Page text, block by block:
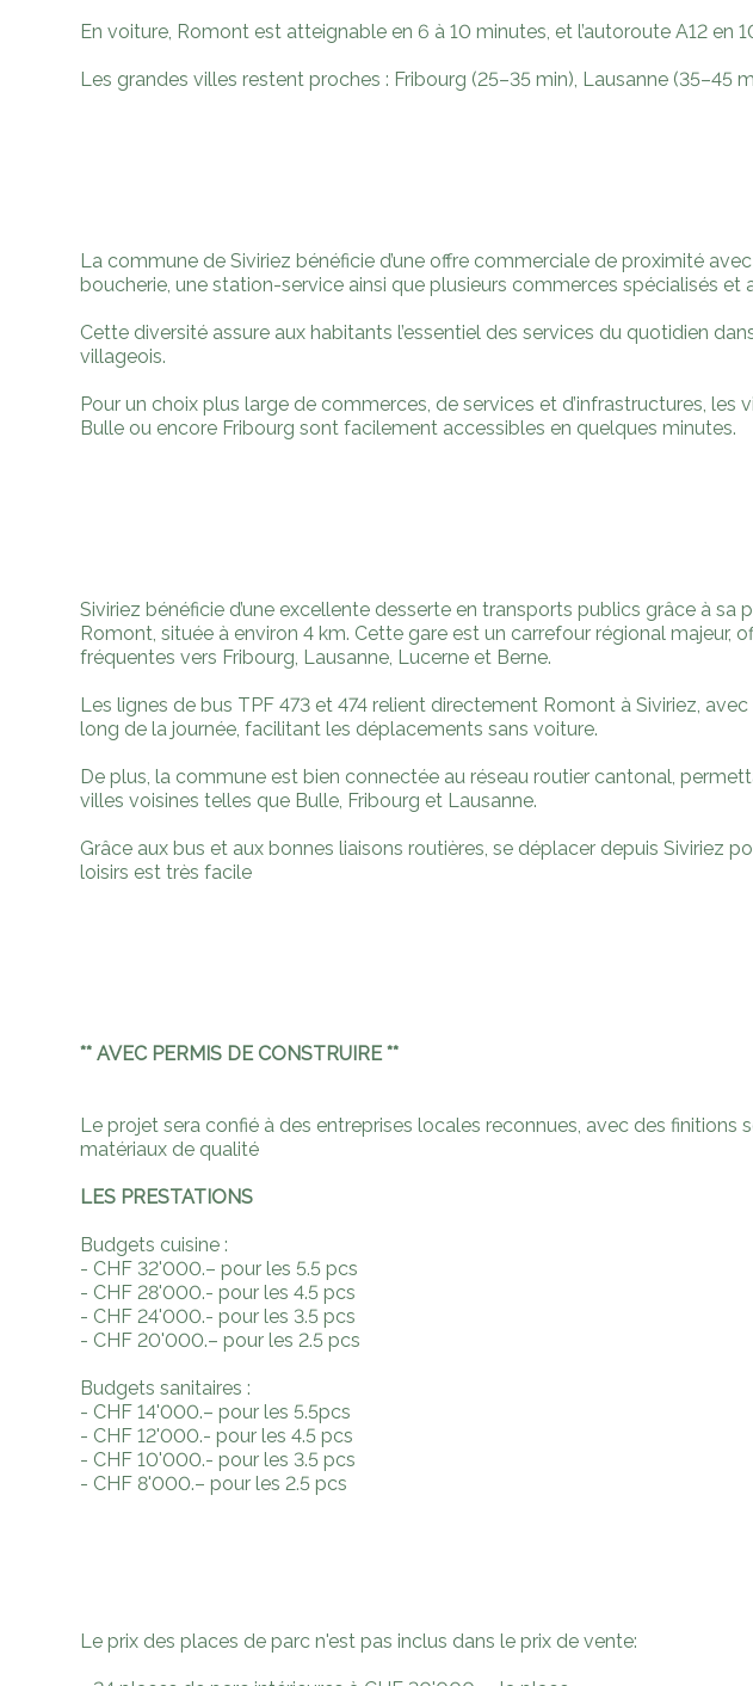
En voiture, Romont est atteignable en 6 à 10 minutes, et l’autoroute A12 en
Les grandes villes restent proches : Fribourg (25–35 min), Lausanne (35–45
La commune de Siviriez bénéficie d’une offre commerciale de proximité
boucherie, une station-service ainsi que plusieurs commerces spécialisés et
Cette diversité assure aux habitants l’essentiel des services du quotidien
villageois.
Pour un choix plus large de commerces, de services et d’infrastructures, les
Bulle ou encore Fribourg sont facilement accessibles en quelques minutes.
Siviriez bénéficie d’une excellente desserte en transports publics grâce à sa
Romont, située à environ 4 km. Cette gare est un carrefour régional majeur,
fréquentes vers Fribourg, Lausanne, Lucerne et Berne.
Les lignes de bus TPF 473 et 474 relient directement Romont à Siviriez,
long de la journée, facilitant les déplacements sans voiture.
De plus, la commune est bien connectée au réseau routier cantonal,
villes voisines telles que Bulle, Fribourg et Lausanne.
Grâce aux bus et aux bonnes liaisons routières, se déplacer depuis Siviriez
loisirs est très facile
** AVEC PERMIS DE CONSTRUIRE **
Le projet sera confié à des entreprises locales reconnues, avec des finitions
matériaux de qualité
LES PRESTATIONS
Budgets cuisine :
- CHF 32'000.– pour les 5.5 pcs
- CHF 28'000.- pour les 4.5 pcs
- CHF 24'000.- pour les 3.5 pcs
- CHF 20'000.– pour les 2.5 pcs
Budgets sanitaires :
- CHF 14'000.– pour les 5.5pcs
- CHF 12'000.- pour les 4.5 pcs
- CHF 10'000.- pour les 3.5 pcs
- CHF 8'000.– pour les 2.5 pcs
Le prix des places de parc n'est pas inclus dans le prix de vente: